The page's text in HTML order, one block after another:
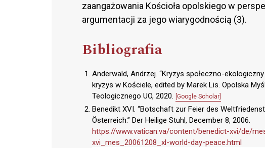
zaangażowania Kościoła opolskiego w
argumentacji za jego wiarygodnością (3).
Bibliografia
Anderwald, Andrzej. “Kryzys społeczno-
kryzys w Kościele, edited by Marek Lis. Opolska
Teologicznego UO, 2020. [Google Scholar]
Benedikt XVI. “Botschaft zur Feier des
Österreich.” Der Heilige Stuhl, December 8, 2006.
https://www.vatican.va/content/benedict-xvi/de/
xvi_mes_20061208_xl-world-day-peace.html